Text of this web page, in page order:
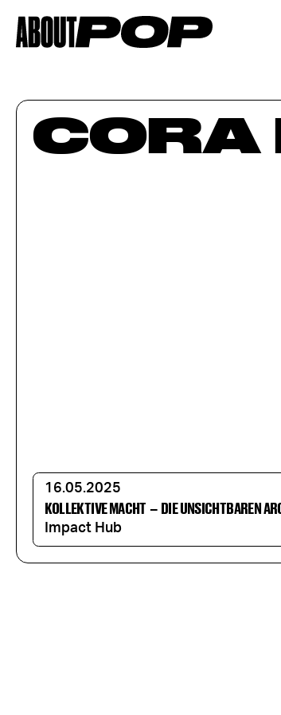
CORA
16.05.2025
KOLLEKTIVE MACHT – DIE UNSICHTBAREN
Impact Hub